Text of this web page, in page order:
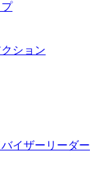
ション
イザーリーダー